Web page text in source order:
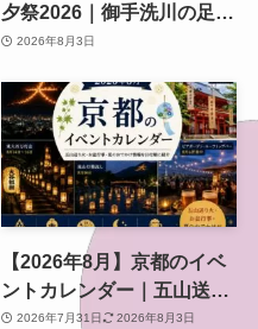
夕祭2026｜御手洗川の足つ
け燈明神事で涼む夏の夜
2026年8月3日
【2026年8月】京都のイベ
ントカレンダー｜五山送り
火・お盆行事・夏のおでか
2026年7月31日 2026年8月3日